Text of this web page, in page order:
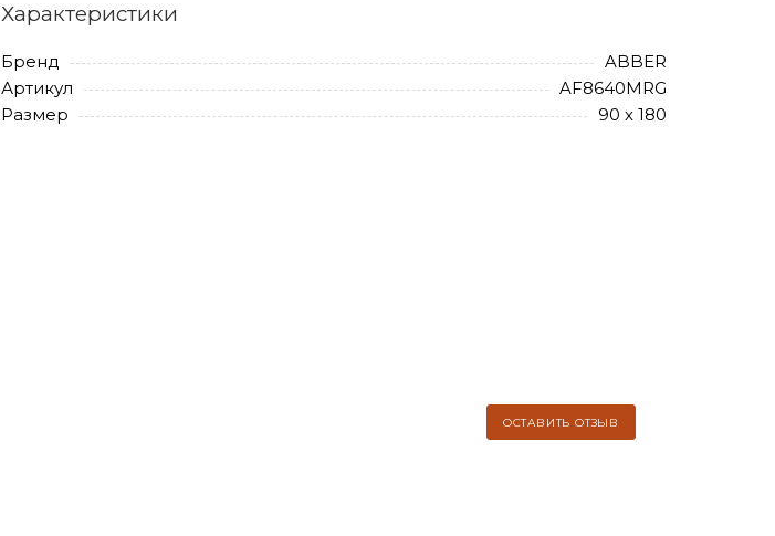
Характеристики
Бренд
ABBER
Артикул
AF8640MRG
Размер
90 х 180
ОСТАВИТЬ ОТЗЫВ